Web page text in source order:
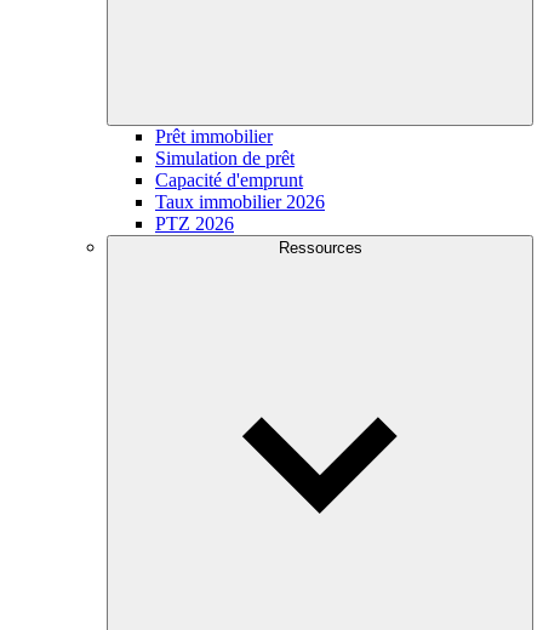
Prêt immobilier
Simulation de prêt
Capacité d'emprunt
Taux immobilier 2026
PTZ 2026
Ressources